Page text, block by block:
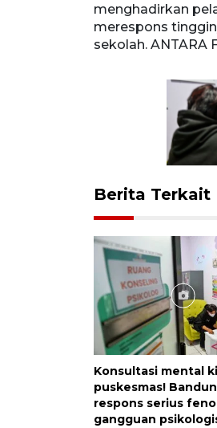
menghadirkan
merespons
sekolah. ANTARA
Berita Terkait
Konsultasi mental
puskesmas!
respons serius
gangguan